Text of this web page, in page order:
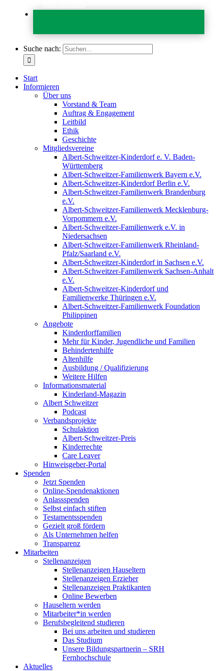
Suche nach:
Start
Informieren
Über uns
Vorstand & Team
Auftrag & Engagement
Leitbild
Ethik
Geschichte
Mitgliedsvereine
Albert-Schweitzer-Kinderdorf e. V. Baden-
Württemberg
Albert-Schweitzer-Familienwerk Bayern e.V.
Albert-Schweitzer-Kinderdorf Berlin e.V.
Albert-Schweitzer-Familienwerk Brandenburg
e.V.
Albert-Schweitzer-Familienwerk Mecklenburg-
Vorpommern e.V.
Albert-Schweitzer-Familienwerk e.V. in
Niedersachsen
Albert-Schweitzer-Familienwerk Rheinland-
Pfalz/Saarland e.V.
Albert-Schweitzer-Kinderdorf in Sachsen e.V.
Albert-Schweitzer-Familienwerk Sachsen-Anhalt
e.V.
Albert-Schweitzer-Kinderdorf und
Familienwerke Thüringen e.V.
Albert-Schweitzer-Familienwerk Foundation
Philippinen
Angebote
Kinderdorffamilien
Mehr für Kinder, Jugendliche und Familien
Behindertenhilfe
Altenhilfe
Ausbildung / Qualifizierung
Weitere Hilfen
Informationsmaterial
Kinderland-Magazin
Albert Schweitzer
Podcast
Verbandsprojekte
Schulaktion
Albert-Schweitzer-Preis
Kinderrechte
Care Leaver
Hinweisgeber-Portal
Spenden
Jetzt Spenden
Online-Spendenaktionen
Anlassspenden
Selbst einfach stiften
Testamentsspenden
Gezielt groß fördern
Als Unternehmen helfen
Transparenz
Mitarbeiten
Stellenanzeigen
Stellenanzeigen Hauseltern
Stellenanzeigen Erzieher
Stellenanzeigen Praktikanten
Online Bewerben
Hauseltern werden
Mitarbeiter*in werden
Berufsbegleitend studieren
Bei uns arbeiten und studieren
Das Studium
Unsere Bildungspartnerin – SRH
Fernhochschule
Aktuelles